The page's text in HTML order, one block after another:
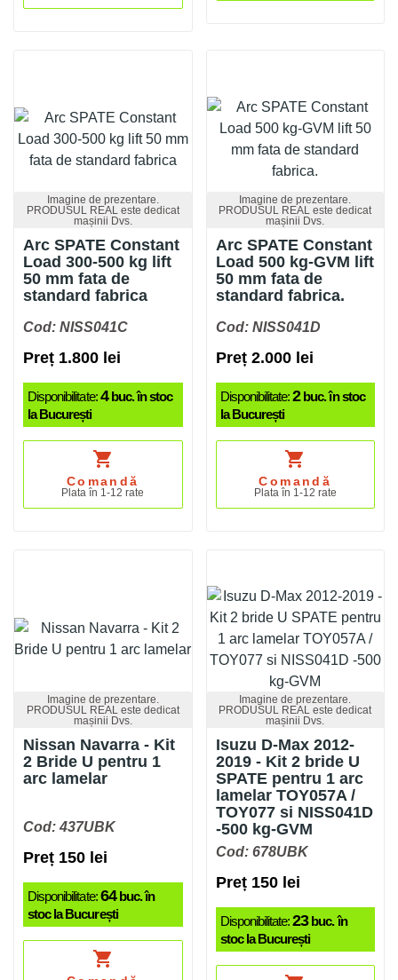
Imagine de prezentare.
PRODUSUL REAL este dedicat
mașinii Dvs.
Arc SPATE Constant
Load 300-500 kg lift
50 mm fata de
standard fabrica
Cod: NISS041C
Preț 1.800 lei
Disponibilitate:4buc. în stoc
la București
shopping_cart
Comandă
Plata în 1-12 rate
Imagine de prezentare.
PRODUSUL REAL este dedicat
mașinii Dvs.
Arc SPATE Constant
Load 500 kg-GVM lift
50 mm fata de
standard fabrica.
Cod: NISS041D
Preț 2.000 lei
Disponibilitate:2buc. în stoc
la București
shopping_cart
Comandă
Plata în 1-12 rate
Imagine de prezentare.
PRODUSUL REAL este dedicat
mașinii Dvs.
Nissan Navarra - Kit
2 Bride U pentru 1
arc lamelar
Cod: 437UBK
Preț 150 lei
Disponibilitate:64buc. în
stoc la București
shopping_cart
Imagine de prezentare.
PRODUSUL REAL este dedicat
mașinii Dvs.
Isuzu D-Max 2012-
2019 - Kit 2 bride U
SPATE pentru 1 arc
lamelar TOY057A /
TOY077 si NISS041D
-500 kg-GVM
Cod: 678UBK
Preț 150 lei
Disponibilitate:23buc. în
stoc la București